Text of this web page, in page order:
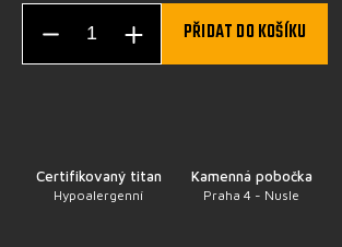
PŘIDAT DO KOŠÍKU
Certifikovaný titan
Hypoalergenní
Kamenná pobočka
Praha 4 - Nusle